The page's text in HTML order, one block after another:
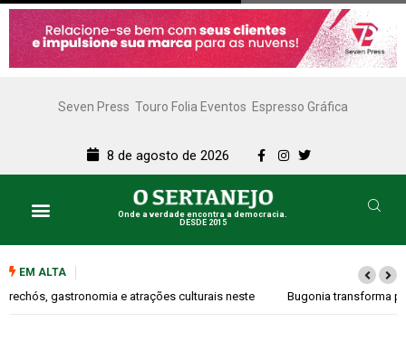
Seven Press Touro Folia Eventos Espresso Gráfica
8 de agosto de 2026
Onde a verdade encontra a democracia.
DESDE 2015
EM ALTA
Bugonia transforma paranoia e conspiração em um suspense imprevisível